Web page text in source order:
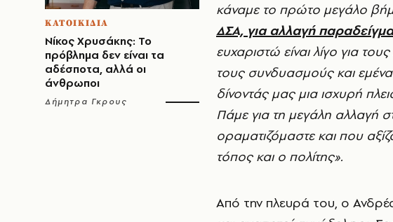
ΚΑΤΟΙΚΙΔΙΑ
Νίκος Χρυσάκης: Το
πρόβλημα δεν είναι τα
αδέσποτα, αλλά οι
άνθρωποι
Δήμητρα Γκρους
κάναμε το πρώτο μεγάλο
ΔΣΑ, για αλλαγή
ευχαριστώ είναι λίγο για
τους συνδυασμούς και
δίνοντάς μας μια ισχυρή
Πάμε για τη μεγάλη αλλαγή
οραματιζόμαστε και που
τόπος και ο πολίτης».
Από την πλευρά του, ο